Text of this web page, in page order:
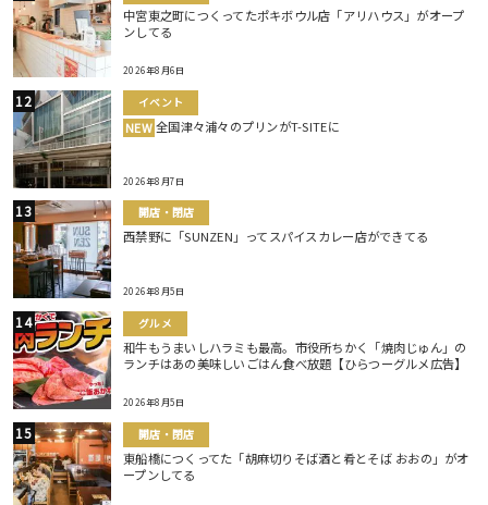
中宮東之町につくってたポキボウル店「アリハウス」がオープ
ンしてる
2026年8月6日
イベント
NEW 全国津々浦々のプリンがT-SITEに
2026年8月7日
開店・閉店
西禁野に「SUNZEN」ってスパイスカレー店ができてる
2026年8月5日
グルメ
和牛もうまいしハラミも最高。市役所ちかく「焼肉じゅん」の
ランチはあの美味しいごはん食べ放題【ひらつーグルメ広告】
2026年8月5日
開店・閉店
東船橋につくってた「胡麻切りそば酒と肴とそば おおの」がオ
ープンしてる